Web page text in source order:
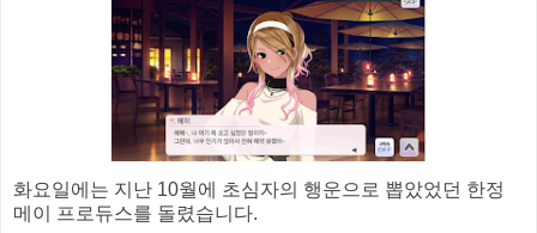
화요일에는 지난 10월에 초심자의 행운으로 뽑았었던 한정
메이 프로듀스를 돌렸습니다.